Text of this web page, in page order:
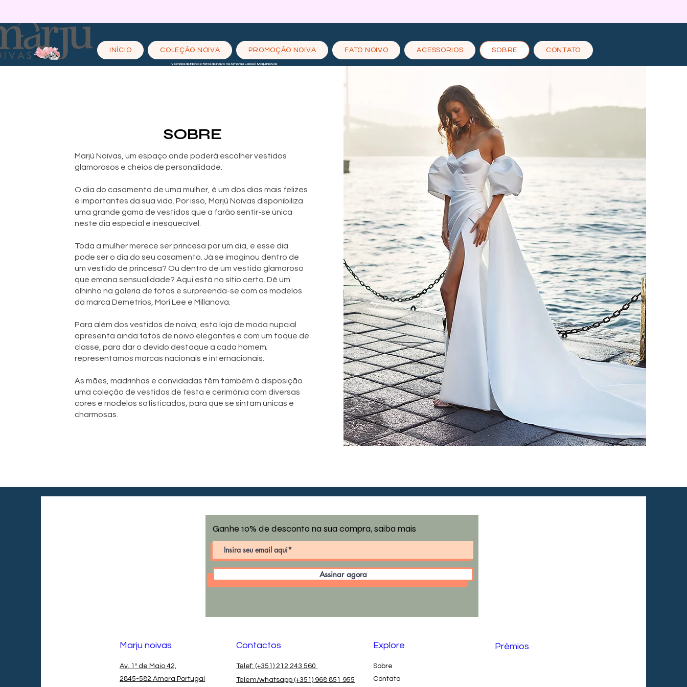
INÍCIO COLEÇÃO NOIVA PROMOÇÃO NOIVA FATO NOIVO ACESSORIOS SOBRE CONTATO
Vestidos de Noiva e fatos de noivo na Amora e Lisboa | Marju Noivas
SOBRE
Marjú Noivas, um espaço onde poderá escolher vestidos
glamorosos e cheios de personalidade.
O dia do casamento de uma mulher, é um dos dias mais felizes
e importantes da sua vida. Por isso, Marjú Noivas disponibiliza
uma grande gama de vestidos que a farão sentir-se única
neste dia especial e inesquecível.
Toda a mulher merece ser princesa por um dia, e esse dia
pode ser o dia do seu casamento. Já se imaginou dentro de
um vestido de princesa? Ou dentro de um vestido glamoroso
que emana sensualidade? Aqui está no sítio certo. Dê um
olhinho na galeria de fotos e surpreenda-se com os modelos
da marca Demetrios, Mori Lee e Millanova.
Para além dos vestidos de noiva, esta loja de moda nupcial
apresenta ainda fatos de noivo elegantes e com um toque de
classe, para dar o devido destaque a cada homem;
representamos marcas nacionais e internacionais.
As mães, madrinhas e convidadas têm também à disposição
uma coleção de vestidos de festa e cerimónia com diversas
cores e modelos sofisticados, para que se sintam únicas e
charmosas.
Ganhe 10% de desconto na sua compra, saiba mais
Assinar agora
Marju noivas
Av. 1º de Maio 42,
2845-582 Amora Portugal
Contactos
Telef: (+351) 212 243 560
Telem/whatsapp (+351) 968 851 955
Explore Prémios
Sobre
Contato